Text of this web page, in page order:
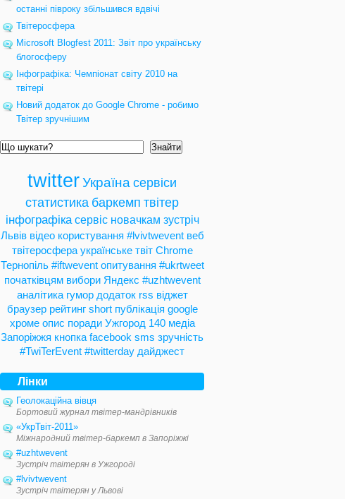
останні півроку збільшився вдвічі
Твітеросфера
Microsoft Blogfest 2011: Звіт про українську
блогосферу
Інфографіка: Чемпіонат світу 2010 на
твітері
Новий додаток до Google Chrome - робимо
Твітер зручнішим
Знайти
twitterУкраїна сервіси
статистика баркемп твітер
інфографіка сервіс новачкам зустріч
Львів відео користування #lvivtwevent веб
твітеросфера українське твіт Chrome
Тернопіль #iftwevent опитування #ukrtweet
початківцям вибори Яндекс #uzhtwevent
аналітика гумор додаток rss віджет
браузер рейтинг short публікація google
хроме опис поради Ужгород 140 медіа
Запоріжжя кнопка facebook sms зручність
#TwiTerEvent #twitterday дайджест
Лінки
Геолокаційна вівця
Бортовий журнал твітер-мандрівників
«УкрТвіт-2011»
Міжнародний твітер-баркемп в Запоріжжі
#uzhtwevent
Зустріч твітерян в Ужгороді
#lvivtwevent
Зустріч твітерян у Львові